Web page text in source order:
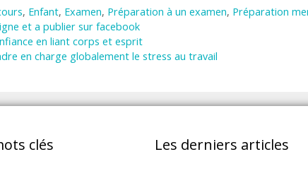
, Enfant, Examen, Préparation à un examen, Préparation
et a publier sur facebook
en liant corps et esprit
en charge globalement le stress au travail
clés Les derniers articles